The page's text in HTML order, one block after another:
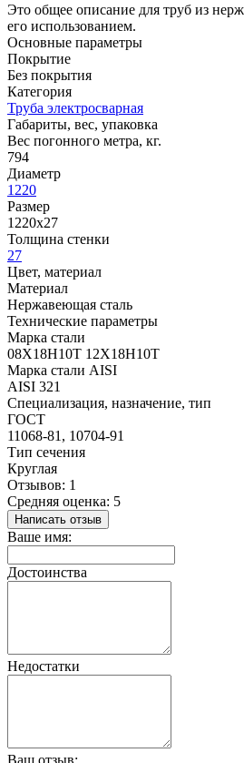
Это общее описание для труб из
его использованием.
Основные параметры
Покрытие
Без покрытия
Категория
Труба электросварная
Габариты, вес, упаковка
Вес погонного метра, кг.
794
Диаметр
1220
Размер
1220х27
Толщина стенки
27
Цвет, материал
Материал
Нержавеющая сталь
Технические параметры
Марка стали
08Х18Н10Т 12Х18Н10Т
Марка стали AISI
AISI 321
Специализация, назначение, тип
ГОСТ
11068-81, 10704-91
Тип сечения
Круглая
Отзывов: 1
Средняя оценка: 5
Написать отзыв
Ваше имя:
Достоинства
Недостатки
Ваш отзыв: